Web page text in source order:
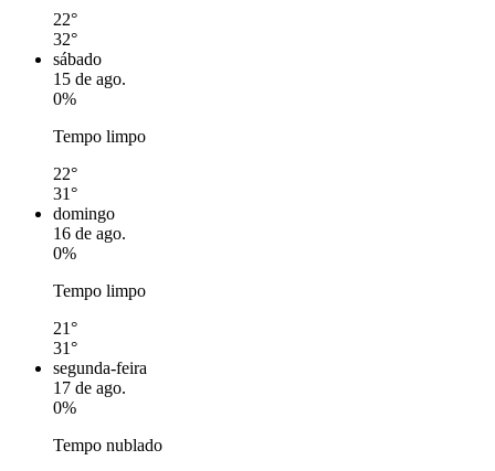
22°
32°
sábado
15 de ago.
0%
Tempo limpo
22°
31°
domingo
16 de ago.
0%
Tempo limpo
21°
31°
segunda-feira
17 de ago.
0%
Tempo nublado